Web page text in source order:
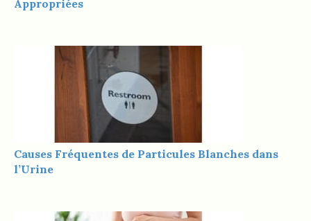
Appropriées
Causes Fréquentes de Particules Blanches dans
l’Urine